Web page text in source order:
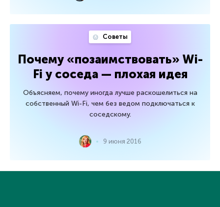
Советы
Почему «позаимствовать» Wi-
Fi у соседа — плохая идея
Объясняем, почему иногда лучше раскошелиться на
собственный Wi-Fi, чем без ведом подключаться к
соседскому.
9 июня 2016